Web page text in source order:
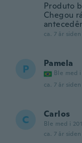
Produto
Chegou
ca. 7 år siden
P Pamela
Ble med i
ca. 7 år siden
C Carlos
Ble med i
ca. 7 år siden